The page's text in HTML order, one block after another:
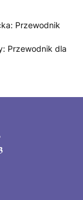
Przewodnik
Przewodnik dla